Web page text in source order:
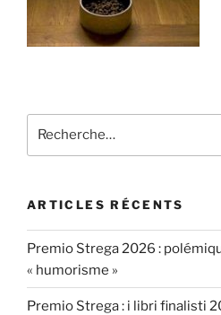
pour
ARTICLES RÉCENTS
Premio Strega 2026 :
« humorisme »
Premio Strega : i libri finalisti